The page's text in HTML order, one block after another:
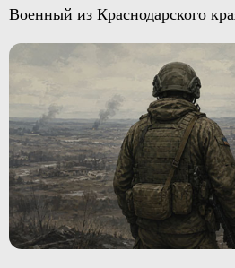
Военный из Краснодарского